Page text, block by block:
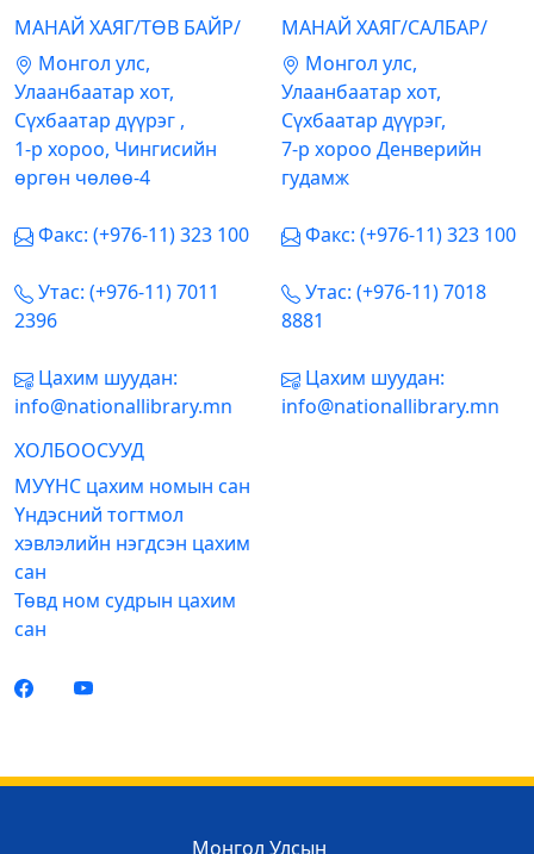
МАНАЙ ХАЯГ/ТӨВ БАЙР/
Mонгол улс,
Улаанбаатар хот,
Сүхбаатар дүүрэг ,
1-р хороо, Чингисийн
өргөн чөлөө-4
Факс: (+976-11) 323 100
Утас: (+976-11) 7011
2396
Цахим шуудан:
info@nationallibrary.mn
МАНАЙ ХАЯГ/САЛБАР/
Mонгол улс,
Улаанбаатар хот,
Сүхбаатар дүүрэг,
7-р хороо Денверийн
гудамж
Факс: (+976-11) 323 100
Утас: (+976-11) 7018
8881
Цахим шуудан:
info@nationallibrary.mn
ХОЛБООСУУД
МУҮНС цахим номын сан
Үндэсний тогтмол
хэвлэлийн нэгдсэн цахим
сан
Төвд ном судрын цахим
сан
Монгол Улсын